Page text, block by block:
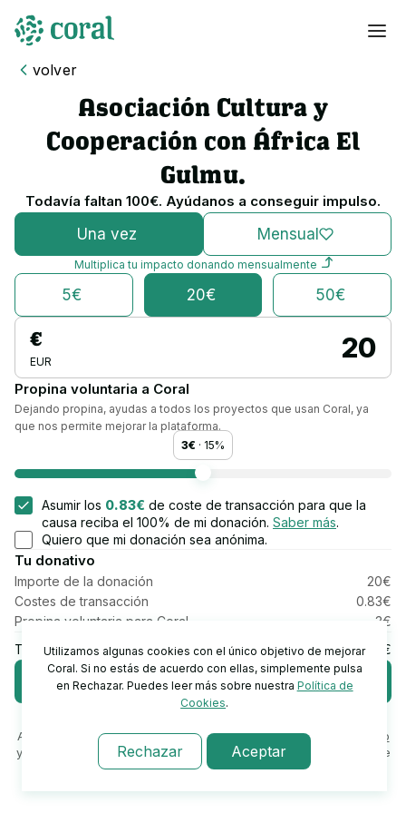
volver
Asociación Cultura y
Cooperación con África El
Gulmu.
Todavía faltan 100€. Ayúdanos a conseguir impulso.
Una vez Mensual
Multiplica tu impacto donando mensualmente
5€ 20€ 50€
€
EUR
Propina voluntaria a Coral
Dejando propina, ayudas a todos los proyectos que usan Coral, ya
que nos permite mejorar la plataforma.
3€ · 15%
Asumir los 0.83€ de coste de transacción para que la
causa reciba el 100% de mi donación. Saber más.
Quiero que mi donación sea anónima.
Tu donativo
Importe de la donación
20€
Costes de transacción
0.83€
Propina voluntaria para Coral
3€
Total
23.83€
Donar ahora
Al hacer click en "Donar ahora", aceptas las Condiciones de uso
y la
Política de privacidad de Coral.
Obtén más información sobre
precios y comisiones.
Utilizamos algunas cookies con el único objetivo de mejorar
Coral. Si no estás de acuerdo con ellas, simplemente pulsa
en Rechazar. Puedes leer más sobre nuestra Política de
Cookies.
Rechazar Aceptar